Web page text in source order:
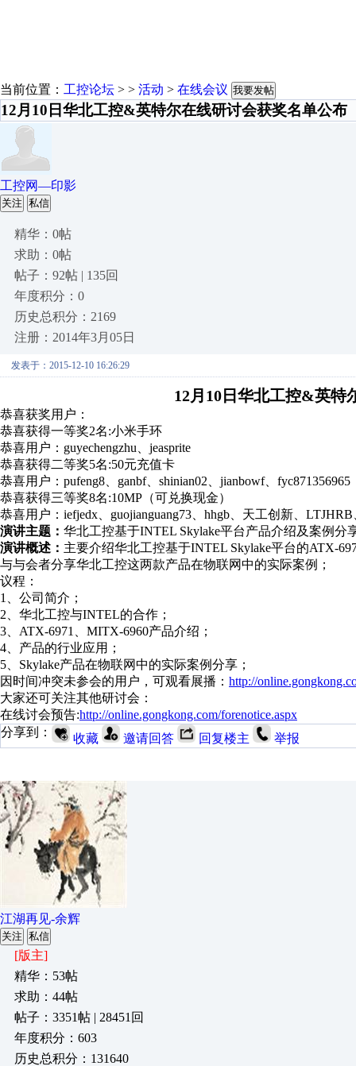
当前位置： 工控论坛 > > 活动 > 在线会议 我要发帖
12月10日华北工控&英特尔在线研讨会获奖名单公布
工控网—印影
关注 私信
精华：0帖
求助：0帖
帖子：92帖 | 135回
年度积分：0
历史总积分：2169
注册：2014年3月05日
发表于：2015-12-10 16:26:29
12月10日华北工控&英特
恭喜获奖用户：
恭喜获得一等奖2名:小米手环
恭喜用户：guyechengzhu、jeasprite
恭喜获得二等奖5名:50元充值卡
恭喜用户：pufeng8、ganbf、shinian02、jianbowf、fyc871356965
恭喜获得三等奖8名:10MP（可兑换现金）
恭喜用户：iefjedx、guojianguang73、hhgb、天工创新、
演讲主题： 华北工控基于INTEL Skylake平台产品介绍及案例分
演讲概述： 主要介绍华北工控基于INTEL Skylake平台的ATX-
与与会者分享华北工控这两款产品在物联网中的实际案例；
议程：
1、公司简介；
2、华北工控与INTEL的合作；
3、ATX-6971、MITX-6960产品介绍；
4、产品的行业应用；
5、Skylake产品在物联网中的实际案例分享；
因时间冲突未参会的用户，可观看展播： http://
大家还可关注其他研讨会：
在线讨会预告:http://online.gongkong.com/forenotice.aspx
分享到：
收藏 邀请回答 回复楼主 举报
江湖再见-余辉
关注 私信
[版主]
精华：53帖
求助：44帖
帖子：3351帖 | 28451回
年度积分：603
历史总积分：131640